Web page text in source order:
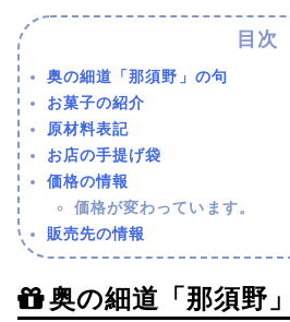
奥の細道「那須野」の句
お菓子の紹介
原材料表記
お店の手提げ袋
価格の情報
価格が変わっています。
販売先の情報
奥の細道「那須野